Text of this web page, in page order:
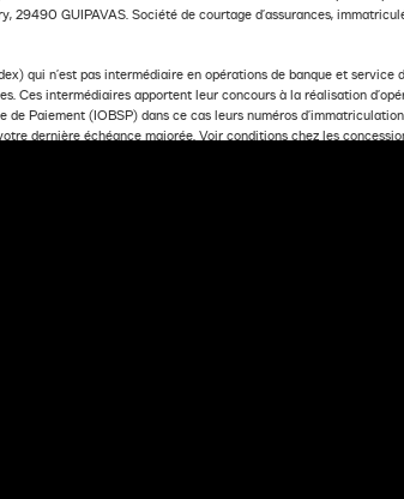
GUIPAVAS. Société de courtage d’assurances,
qui n’est pas intermédiaire en opérations de banque et service
Ces intermédiaires apportent leur concours à la réalisation
Paiement (IOBSP) dans ce cas leurs numéros d’immatriculation
dernière échéance majorée. Voir conditions chez les